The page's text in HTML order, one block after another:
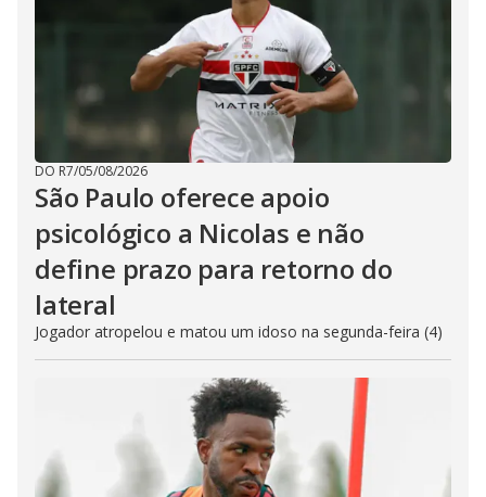
DO R7/05/08/2026
São Paulo oferece apoio
psicológico a Nicolas e não
define prazo para retorno do
lateral
Jogador atropelou e matou um idoso na segunda-feira (4)